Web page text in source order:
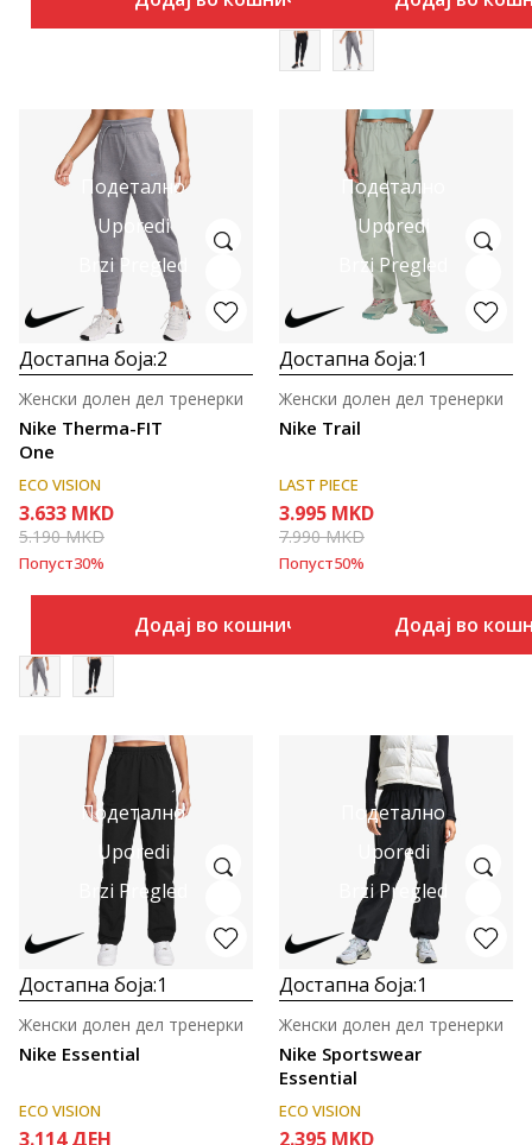
Подетално
Uporedi
Brzi Pregled
Достапна боја:2
Nike Therma-FIT
One
Женски долен дел тренерки
ECO VISION
3.633 MKD
5.190MKD
Попуст30%
Додај во кошничка
Подетално
Uporedi
Brzi Pregled
Достапна боја:1
Nike Trail
Женски долен дел тренерки
LAST PIECE
3.995 MKD
7.990MKD
Попуст50%
Додај во
Подетално
Uporedi
Brzi Pregled
Достапна боја:1
Nike Essential
Женски долен дел тренерки
ECO VISION
3.114 ДЕН
Подетално
Uporedi
Brzi Pregled
Достапна боја:1
Nike Sportswear
Essential
Женски долен дел тренерки
ECO VISION
2.395 MKD